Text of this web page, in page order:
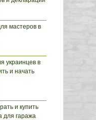
мастеров в
украинцев в
и начать
и купить
для гаража